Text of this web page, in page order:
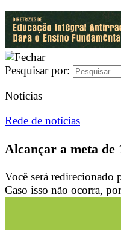
Pesquisar por:
Notícias
Rede de notícias
Alcançar a meta de
Você será redirecionado
Caso isso não ocorra,